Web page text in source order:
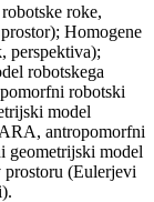
roke,
Homogene
perspektiva);
robotskega
robotski
model
antropomorfni
geometrijski model
prostoru (Eulerjevi